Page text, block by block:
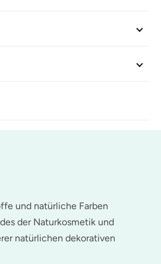
und natürliche Farben
der Naturkosmetik und
natürlichen dekorativen